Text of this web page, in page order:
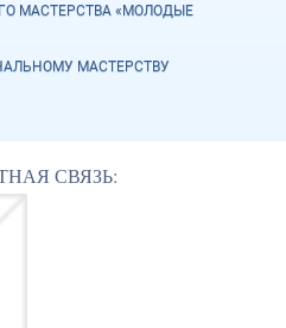
МАСТЕРСТВА «МОЛОДЫЕ
МАСТЕРСТВУ
СВЯЗЬ: